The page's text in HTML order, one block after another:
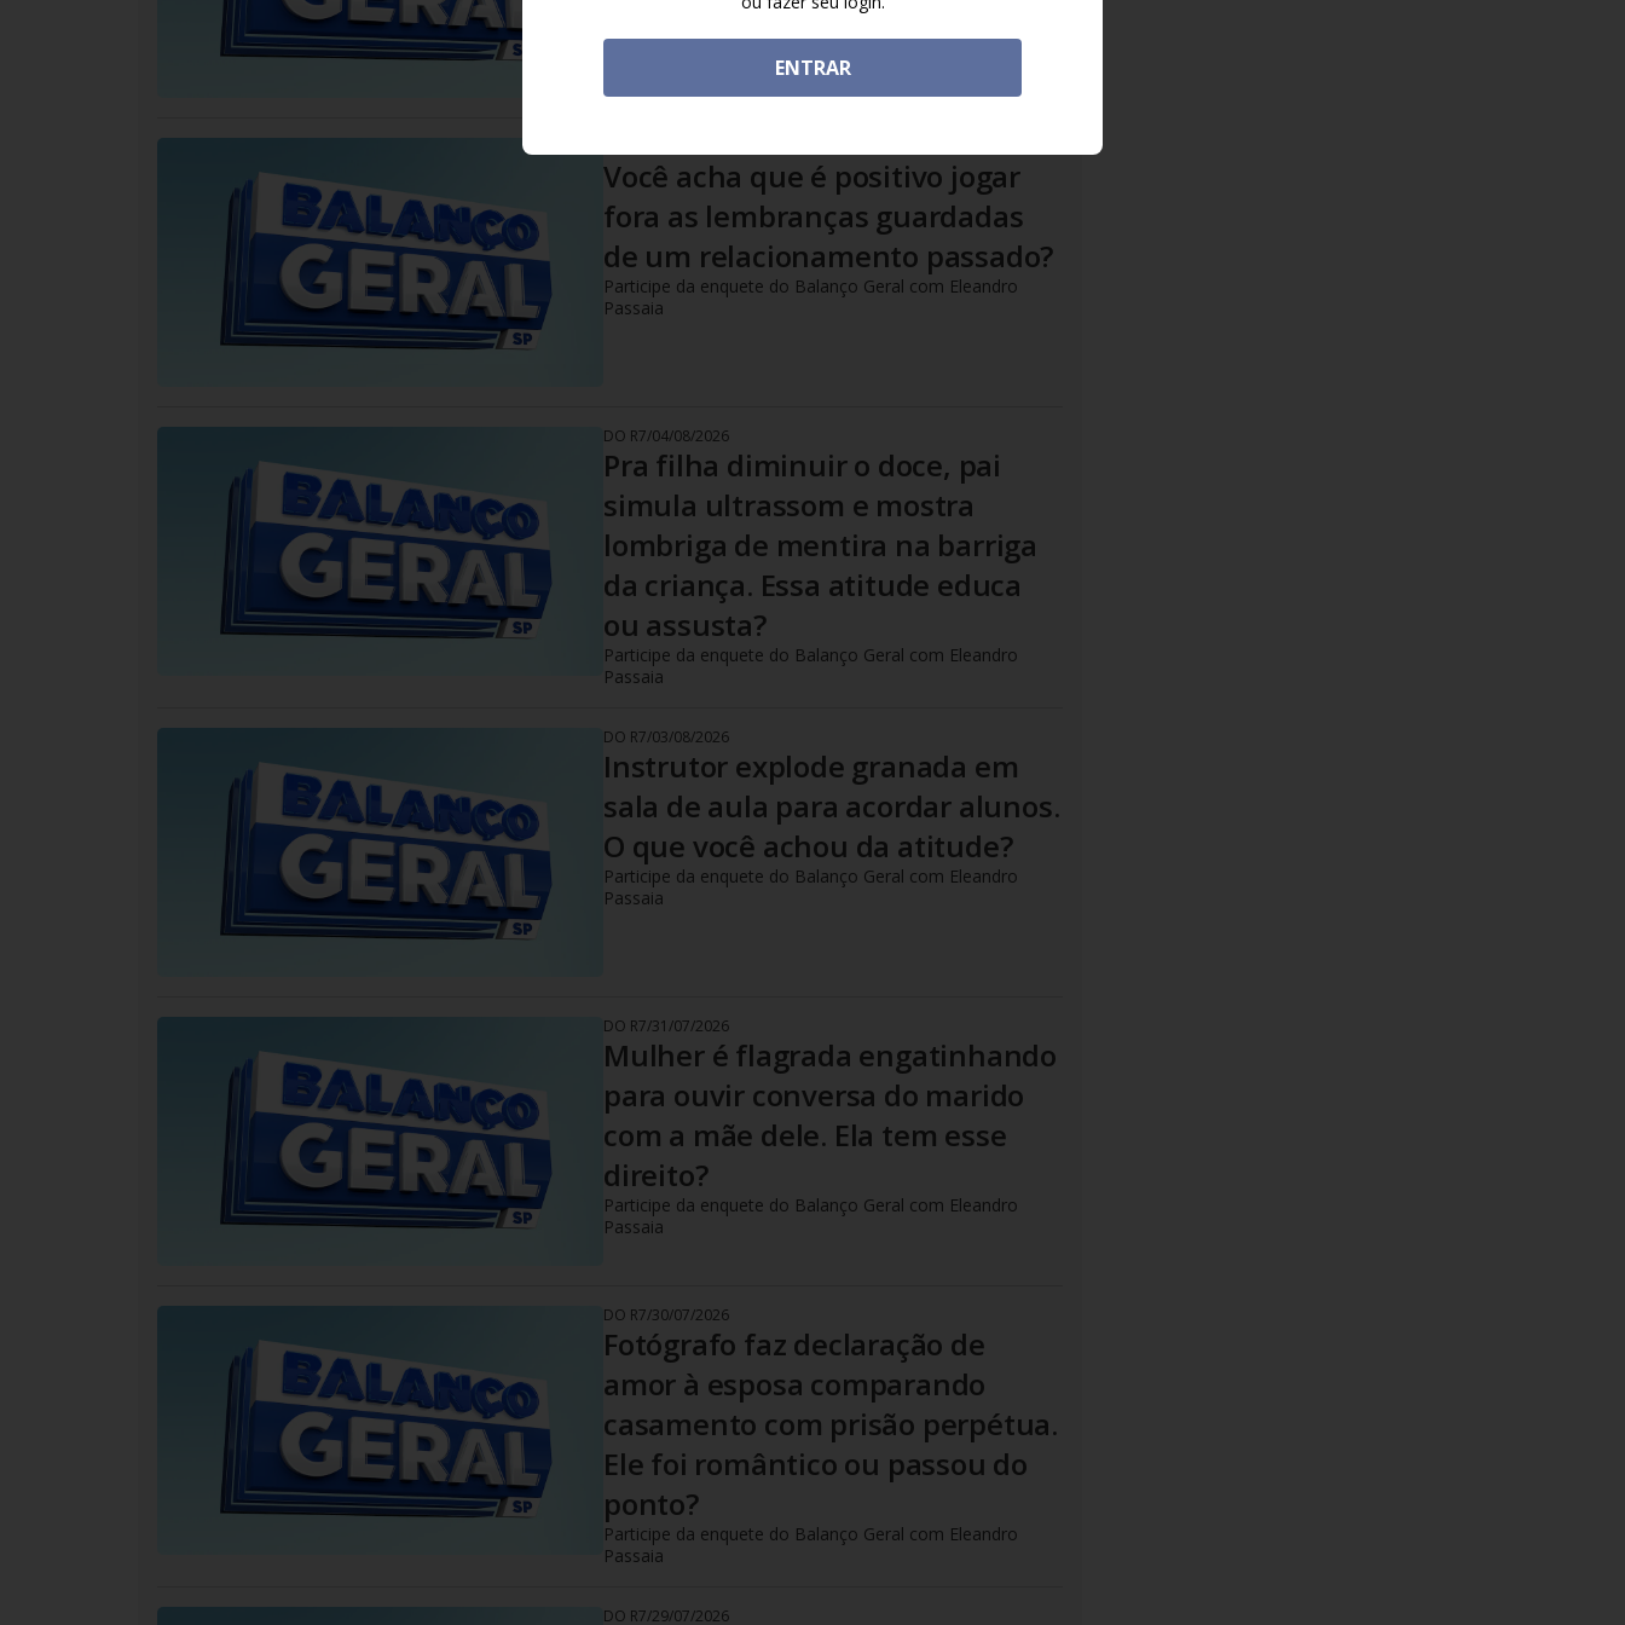
Você acha que é positivo jogar
fora as lembranças guardadas
de um relacionamento passado?
Participe da enquete do Balanço Geral com Eleandro
Passaia
DO R7/04/08/2026
Pra filha diminuir o doce, pai
simula ultrassom e mostra
lombriga de mentira na barriga
da criança. Essa atitude educa
ou assusta?
Participe da enquete do Balanço Geral com Eleandro
Passaia
DO R7/03/08/2026
Instrutor explode granada em
sala de aula para acordar alunos.
O que você achou da atitude?
Participe da enquete do Balanço Geral com Eleandro
Passaia
DO R7/31/07/2026
Mulher é flagrada engatinhando
para ouvir conversa do marido
com a mãe dele. Ela tem esse
direito?
Participe da enquete do Balanço Geral com Eleandro
Passaia
DO R7/30/07/2026
Fotógrafo faz declaração de
amor à esposa comparando
casamento com prisão perpétua.
Ele foi romântico ou passou do
ponto?
Participe da enquete do Balanço Geral com Eleandro
Passaia
DO R7/29/07/2026
ENTRAR